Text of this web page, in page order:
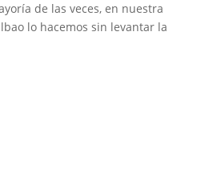
de las veces, en nuestra
lo hacemos sin levantar la